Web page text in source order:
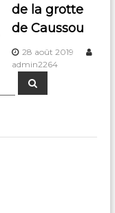
de la grotte
de Caussou
28 août 2019
admin2264
R
e
c